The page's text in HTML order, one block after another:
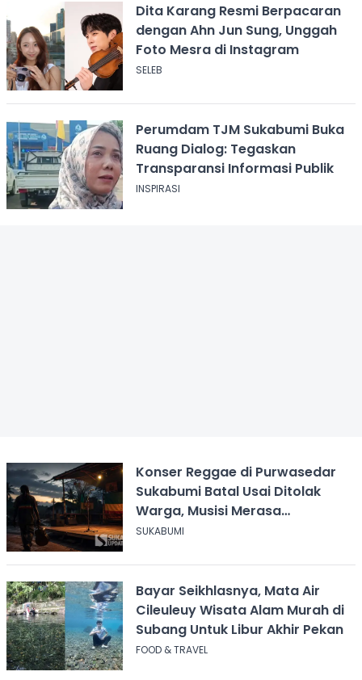
Dita Karang Resmi Berpacaran
dengan Ahn Jun Sung, Unggah
Foto Mesra di Instagram
SELEB
Perumdam TJM Sukabumi Buka
Ruang Dialog: Tegaskan
Transparansi Informasi Publik
INSPIRASI
Konser Reggae di Purwasedar
Sukabumi Batal Usai Ditolak
Warga, Musisi Merasa
Didiskreditkan
SUKABUMI
Bayar Seikhlasnya, Mata Air
Cileuleuy Wisata Alam Murah di
Subang Untuk Libur Akhir Pekan
FOOD & TRAVEL